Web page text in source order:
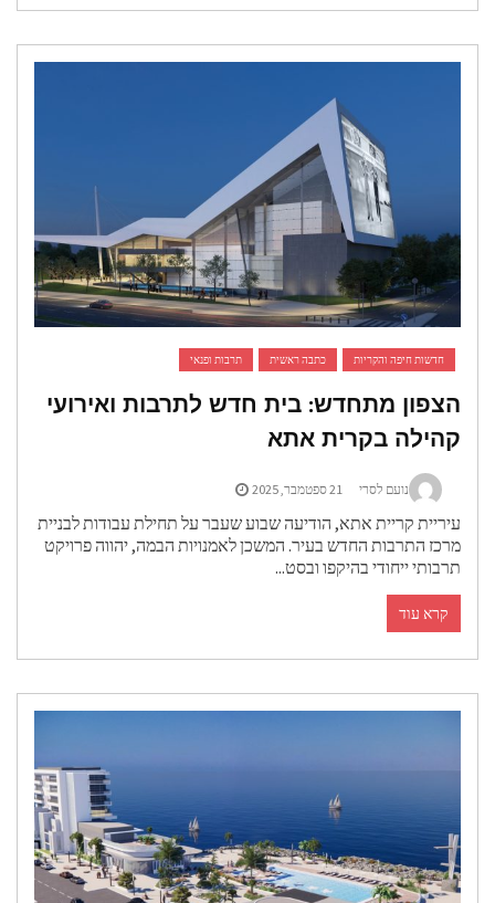
חדשות חיפה והקריות כתבה ראשית תרבות ופנאי
מתחדש: בית חדש לתרבות ואירועי
בקרית אתא
נועם לסרי 21 ספטמבר, 2025
קריית אתא, הודיעה שבוע שעבר על תחילת עבודות לבניית
התרבות החדש בעיר. המשכן לאמנויות הבמה, יהווה פרויקט
ייחודי בהיקפו ובסט...
קרא עוד